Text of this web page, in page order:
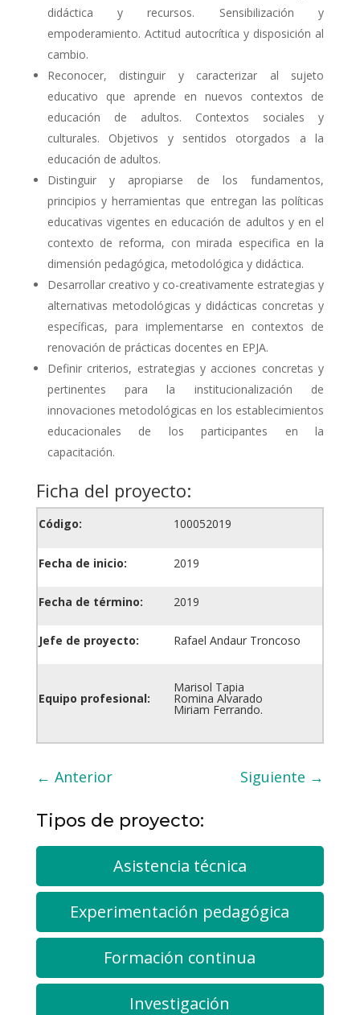
didáctica y recursos. Sensibilización y
empoderamiento. Actitud autocrítica y disposición al
cambio.
Reconocer, distinguir y caracterizar al sujeto
educativo que aprende en nuevos contextos de
educación de adultos. Contextos sociales y
culturales. Objetivos y sentidos otorgados a la
educación de adultos.
Distinguir y apropiarse de los fundamentos,
principios y herramientas que entregan las políticas
educativas vigentes en educación de adultos y en el
contexto de reforma, con mirada especifica en la
dimensión pedagógica, metodológica y didáctica.
Desarrollar creativo y co-creativamente estrategias y
alternativas metodológicas y didácticas concretas y
específicas, para implementarse en contextos de
renovación de prácticas docentes en EPJA.
Definir criterios, estrategias y acciones concretas y
pertinentes para la institucionalización de
innovaciones metodológicas en los establecimientos
educacionales de los participantes en la
capacitación.
Ficha del proyecto:
Código: 100052019
Fecha de inicio: 2019
Fecha de término: 2019
Jefe de proyecto: Rafael Andaur Troncoso
Equipo profesional:
Marisol Tapia
Romina Alvarado
Miriam Ferrando.
← Anterior Siguiente →
Tipos de proyecto:
Asistencia técnica
Experimentación pedagógica
Formación continua
Investigación